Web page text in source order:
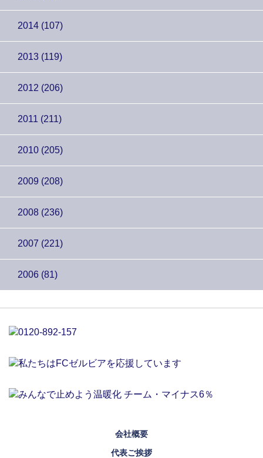
2014 (107)
2013 (119)
2012 (206)
2011 (211)
2010 (205)
2009 (208)
2008 (236)
2007 (221)
2006 (81)
会社概要
代表ご挨拶